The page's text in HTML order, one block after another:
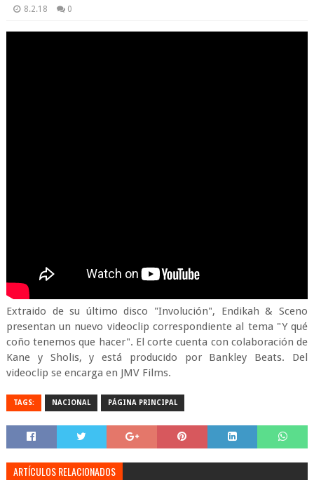
8.2.18 0
Extraido de su último disco "Involución", Endikah & Sceno
presentan un nuevo videoclip correspondiente al tema "Y qué
coño tenemos que hacer". El corte cuenta con colaboración de
Kane y Sholis, y está producido por Bankley Beats. Del
videoclip se encarga en JMV Films.
TAGS: NACIONAL PÁGINA PRINCIPAL
ARTÍCULOS RELACIONADOS